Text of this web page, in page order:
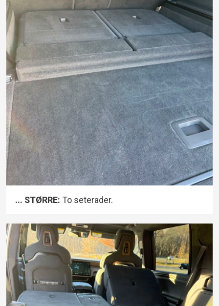
... STØRRE: To seterader.